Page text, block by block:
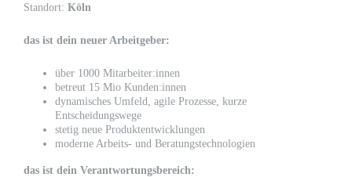
Standort: Köln
das ist dein neuer Arbeitgeber:
über 1000 Mitarbeiter:innen
betreut 15 Mio Kunden:innen
dynamisches Umfeld, agile Prozesse, kurze
Entscheidungswege
stetig neue Produktentwicklungen
moderne Arbeits- und Beratungstechnologien
das ist dein Verantwortungsbereich: